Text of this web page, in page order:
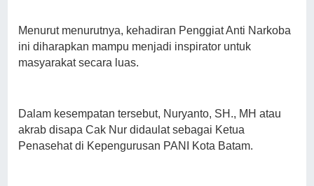
Menurut menurutnya, kehadiran Penggiat Anti Narkoba
ini diharapkan mampu menjadi inspirator untuk
masyarakat secara luas.
Dalam kesempatan tersebut, Nuryanto, SH., MH atau
akrab disapa Cak Nur didaulat sebagai Ketua
Penasehat di Kepengurusan PANI Kota Batam.